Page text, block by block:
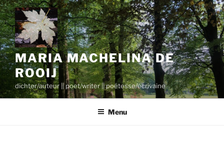
Skip
to
content
MARIA MACHELINA DE
ROOIJ
dichter/auteur || poet/writer || poétesse/écrivaine
Menu